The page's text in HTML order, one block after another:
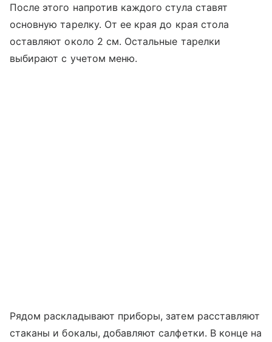
После этого напротив каждого стула ставят
основную тарелку. От ее края до края стола
оставляют около 2 см. Остальные тарелки
выбирают с учетом меню.
Рядом раскладывают приборы, затем расставляют
стаканы и бокалы, добавляют салфетки. В конце на